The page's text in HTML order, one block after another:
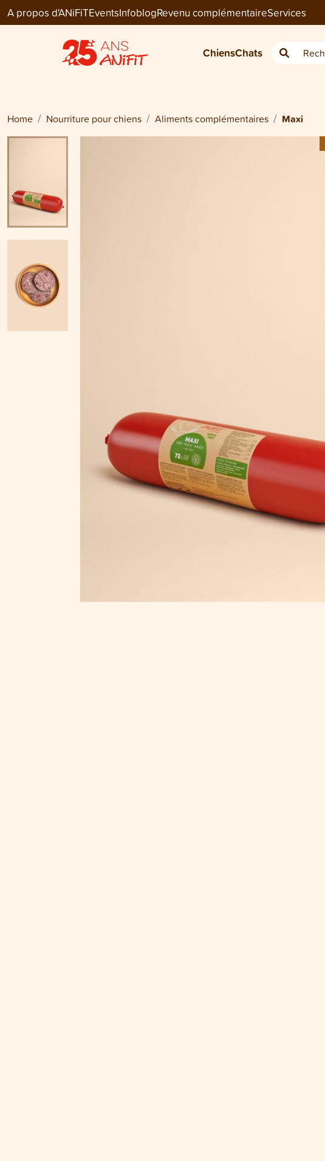
A propos d'ANiFiTEventsInfoblogRevenu complémentaireServices
ChiensChats
Dog Extra
MAXI
CHF 12.10
Home Nourriture pour chiens Aliments complémentaires Maxi